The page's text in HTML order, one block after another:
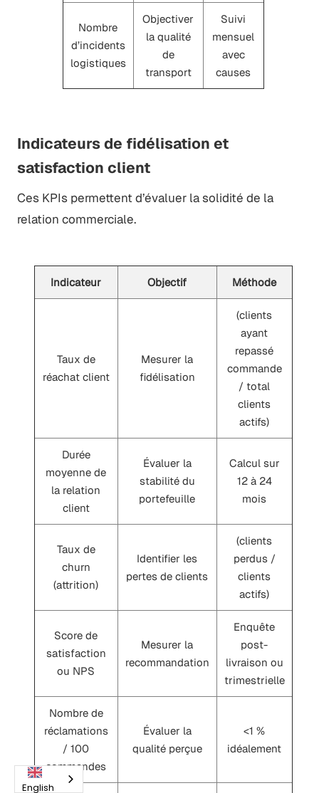
Nombre
d’incidents
logistiques
Objectiver
la qualité
de
transport
Suivi
mensuel
avec
causes
Indicateurs de fidélisation et
satisfaction client
Ces KPIs permettent d’évaluer la solidité de la
relation commerciale.
Indicateur Objectif Méthode
Taux de
réachat client
Mesurer la
fidélisation
(clients
ayant
repassé
commande
/ total
clients
actifs)
Durée
moyenne de
la relation
client
Évaluer la
stabilité du
portefeuille
Calcul sur
12 à 24
mois
Taux de
churn
(attrition)
Identifier les
pertes de clients
(clients
perdus /
clients
actifs)
Score de
satisfaction
ou NPS
Mesurer la
recommandation
Enquête
post-
livraison ou
trimestrielle
Nombre de
réclamations
/ 100
commandes
Évaluer la
qualité perçue
<1 %
idéalement
English